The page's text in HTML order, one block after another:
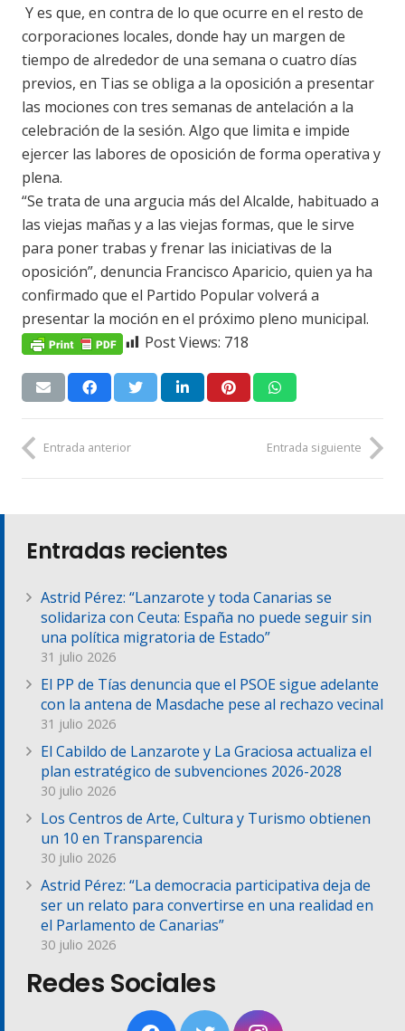
Y es que, en contra de lo que ocurre en el resto de
corporaciones locales, donde hay un margen de
tiempo de alrededor de una semana o cuatro días
previos, en Tias se obliga a la oposición a presentar
las mociones con tres semanas de antelación a la
celebración de la sesión. Algo que limita e impide
ejercer las labores de oposición de forma operativa y
plena.
“Se trata de una argucia más del Alcalde, habituado a
las viejas mañas y a las viejas formas, que le sirve
para poner trabas y frenar las iniciativas de la
oposición”, denuncia Francisco Aparicio, quien ya ha
confirmado que el Partido Popular volverá a
presentar la moción en el próximo pleno municipal.
Post Views: 718
Entrada anterior Entrada siguiente
Entradas recientes
Astrid Pérez: “Lanzarote y toda Canarias se
solidariza con Ceuta: España no puede seguir sin
una política migratoria de Estado”
31 julio 2026
El PP de Tías denuncia que el PSOE sigue adelante
con la antena de Masdache pese al rechazo vecinal
31 julio 2026
El Cabildo de Lanzarote y La Graciosa actualiza el
plan estratégico de subvenciones 2026-2028
30 julio 2026
Los Centros de Arte, Cultura y Turismo obtienen
un 10 en Transparencia
30 julio 2026
Astrid Pérez: “La democracia participativa deja de
ser un relato para convertirse en una realidad en
el Parlamento de Canarias”
30 julio 2026
Redes Sociales